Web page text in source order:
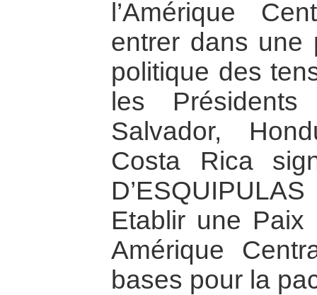
l’Amérique
entrer dans une
politique des
les
Salvador,
Costa Rica
Etablir une
Amérique
bases pour la